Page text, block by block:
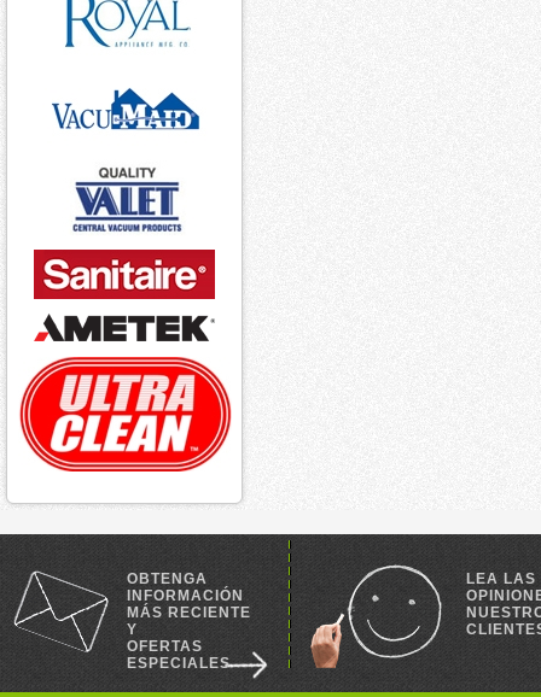
OBTENGA
INFORMACIÓN
MÁS RECIENTE
Y
OFERTAS
ESPECIALES
LEA LAS